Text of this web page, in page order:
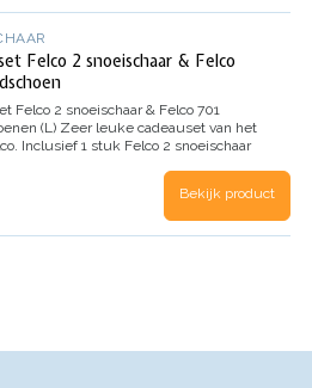
Inhoud: 1 x takkenschaar
Felco 2 snoeischaar & Felco
Felco 2 snoeischaar & Felco 701
(L) Zeer leuke cadeauset van het
Inclusief 1 stuk Felco 2 snoeischaar
een set dus ideaal om cadeau te
familie, vrienden of natuurlijk jezelf.
snoeischaar van elke tuinder.
Bekijk product